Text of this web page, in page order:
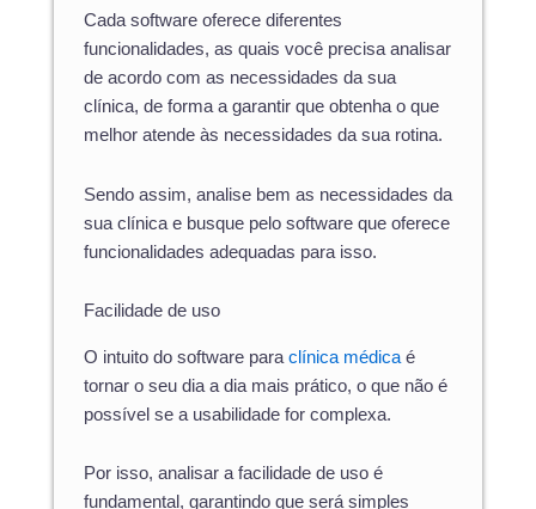
Cada software oferece diferentes
funcionalidades, as quais você precisa analisar
de acordo com as necessidades da sua
clínica, de forma a garantir que obtenha o que
melhor atende às necessidades da sua rotina.
Sendo assim, analise bem as necessidades da
sua clínica e busque pelo software que oferece
funcionalidades adequadas para isso.
Facilidade de uso
O intuito do software para clínica médica é
tornar o seu dia a dia mais prático, o que não é
possível se a usabilidade for complexa.
Por isso, analisar a facilidade de uso é
fundamental, garantindo que será simples